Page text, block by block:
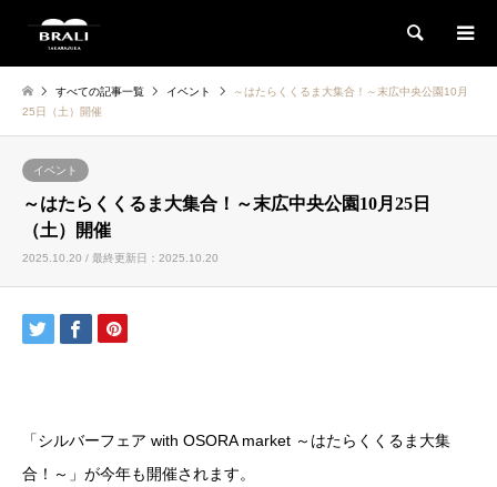
検索
すべての記事一覧 イベント
～はたらくくるま大集合！～末広中央公園10月
25日（土）開催
イベント
～はたらくくるま大集合！～末広中央公園10月25日
（土）開催
2025.10.20 / 最終更新日：2025.10.20
「シルバーフェア with OSORA market ～はたらくくるま大集
合！～」が今年も開催されます。